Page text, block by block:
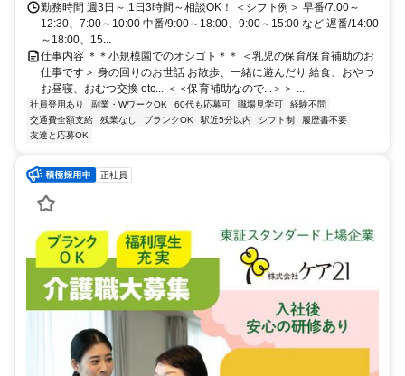
勤務時間 週3日～,1日3時間～相談OK！ ＜シフト例＞ 早番/7:00～
12:30、7:00～10:00 中番/9:00～18:00、9:00～15:00 など 遅番/14:00
～18:00、15...
仕事内容 ＊＊小規模園でのオシゴト＊＊ ＜乳児の保育/保育補助のお
仕事です＞ 身の回りのお世話 お散歩、一緒に遊んだり 給食、おやつ
お昼寝、おむつ交換 etc... ＜＜保育補助なので...＞＞ ...
社員登用あり 副業・WワークOK 60代も応募可 職場見学可
経験不問
交通費全額支給
残業なし ブランクOK 駅近5分以内 シフト制
履歴書不要
友達と応募OK
正社員